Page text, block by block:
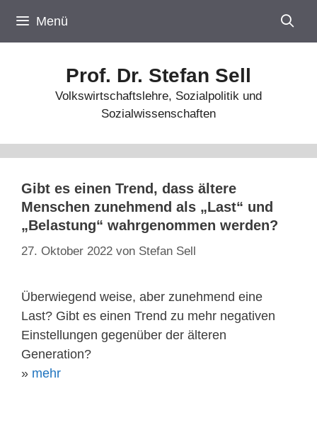
Inhalt
springen
Menü
Prof. Dr. Stefan Sell
Volkswirtschaftslehre, Sozialpolitik und
Sozialwissenschaften
Gibt es einen Trend, dass ältere
Menschen zunehmend als „Last“ und
„Belastung“ wahrgenommen werden?
27. Oktober 2022 von Stefan Sell
Überwiegend weise, aber zunehmend eine
Last? Gibt es einen Trend zu mehr negativen
Einstellungen gegenüber der älteren
Generation?
» mehr